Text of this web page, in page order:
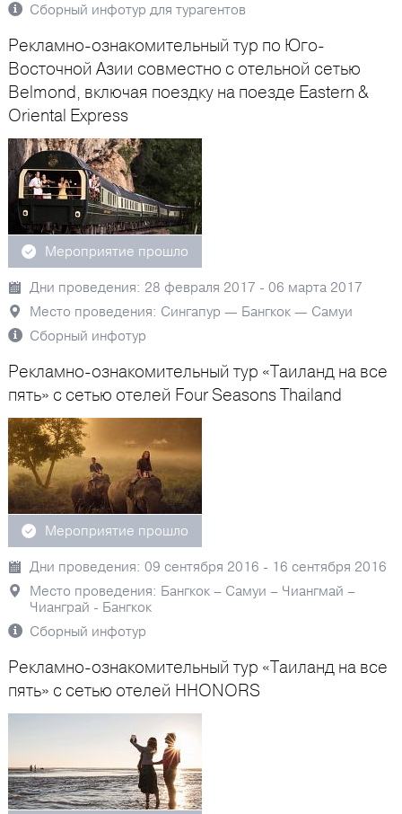
Сборный инфотур для турагентов
Рекламно-ознакомительный тур по Юго-
Восточной Азии совместно с отельной сетью
Belmond, включая поездку на поезде Eastern &
Oriental Express
Мероприятие прошло
Дни проведения: 28 февраля 2017 - 06 марта 2017
Место проведения: Сингапур — Бангкок — Самуи
Сборный инфотур
Рекламно-ознакомительный тур «Таиланд на все
пять» с сетью отелей Four Seasons Thailand
Мероприятие прошло
Дни проведения: 09 сентября 2016 - 16 сентября 2016
Место проведения: Бангкок – Самуи – Чиангмай –
Чианграй - Бангкок
Сборный инфотур
Рекламно-ознакомительный тур «Таиланд на все
пять» с сетью отелей HHONORS